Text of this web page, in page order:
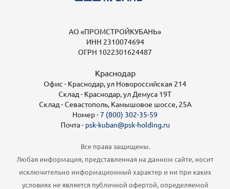
АО «ПРОМСТРОЙКУБАНЬ»
ИНН 2310074694
ОГРН 1022301624487
Краснодар
Офис - Краснодар, ул Новороссийская 214
Склад - Краснодар, ул Демуса 19Т
Склад - Севастополь, Камышовое шоссе, 25А
Номер -7 (800) 302-35-59
Почта - psk-kuban@psk-holding.ru
Все права защищены.
Любая информация, представленная на данном сайте, носит
исключительно информационный характер и ни при каких
условиях не является публичной офертой, определяемой